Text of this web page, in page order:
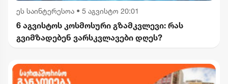
ეს საინტერესოა • 5 აგვისტო 20:01
6 აგვისტოს კოსმოსური გზამკვლევი: რას
გვიმზადებენ ვარსკვლავები დღეს?